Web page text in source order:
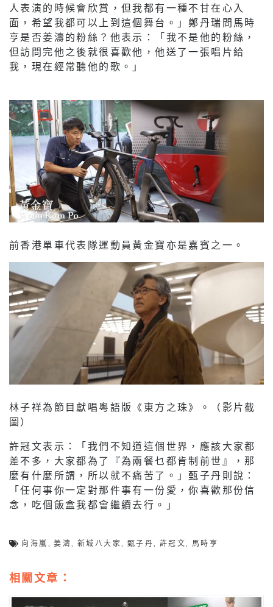
人表演的時候會欣賞，但我都有一種不甘在心入
面，希望我都可以上到這個舞台。」鄭丹瑞問馬時
亨是否姜濤的粉絲？他表示：「我不是他的粉絲，
但訪問完他之後就很喜歡他，他送了一張唱片給
我，現在經常聽他的歌。」
前香港單車代表隊運動員黃金寶亦是嘉賓之一。
林子祥為節目獻唱粵語版《東方之珠》。（影片截
圖）
許冠文表示：「我們不知道這個世界，應該大家都
差不多，大家都為了『為兩餐乜都肯制前世』，那
麼有什麼所謂，所以就不痛苦了。」甄子丹則說：
「任何事你一定對那件事有一份愛，你喜歡那份信
念，吃個飯盒我都會繼續去行。」
向海嵐 ,姜濤 ,新城八大家 甄子丹 許冠文 馬時亨
相關文章：